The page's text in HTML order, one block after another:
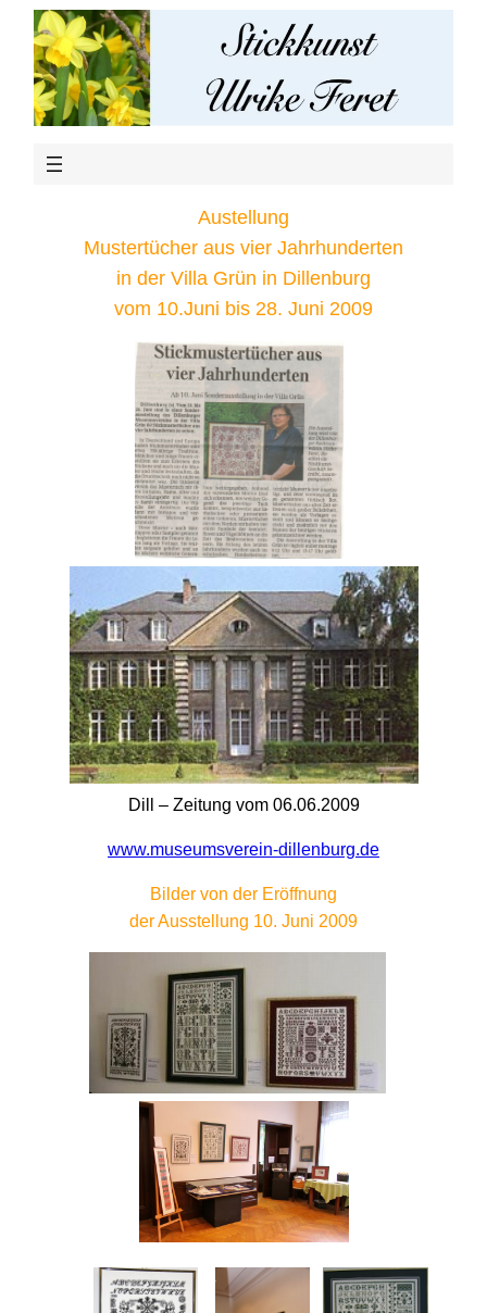
Austellung
Mustertücher aus vier Jahrhunderten
in der Villa Grün in Dillenburg
vom 10.Juni bis 28. Juni 2009
Dill – Zeitung vom 06.06.2009
www.museumsverein-dillenburg.de
Bilder von der Eröffnung
der Ausstellung 10. Juni 2009